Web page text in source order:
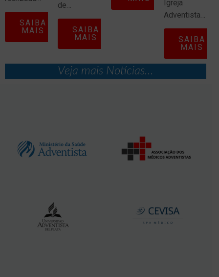
SAIBA
MAIS
de…
SAIBA
MAIS
Igreja
Adventista…
SAIBA
MAIS
Veja mais Notícias...